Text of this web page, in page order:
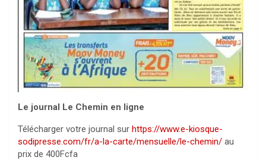
Le journal Le Chemin en ligne
Télécharger votre journal sur https://www.e-kiosque-
sodipresse.com/fr/a-la-carte/mensuelle/le-chemin/ au
prix de 400Fcfa